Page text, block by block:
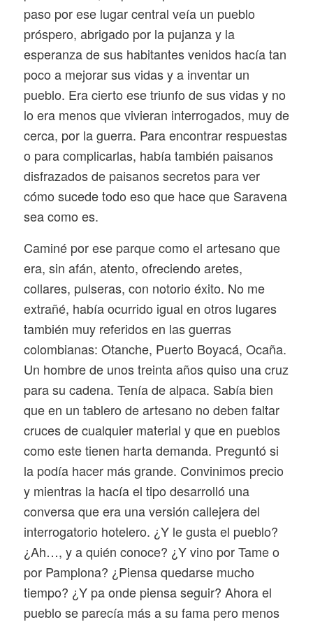
paso por ese lugar central veía un pueblo
próspero, abrigado por la pujanza y la
esperanza de sus habitantes venidos hacía tan
poco a mejorar sus vidas y a inventar un
pueblo. Era cierto ese triunfo de sus vidas y no
lo era menos que vivieran interrogados, muy de
cerca, por la guerra. Para encontrar respuestas
o para complicarlas, había también paisanos
disfrazados de paisanos secretos para ver
cómo sucede todo eso que hace que Saravena
sea como es.
Caminé por ese parque como el artesano que
era, sin afán, atento, ofreciendo aretes,
collares, pulseras, con notorio éxito. No me
extrañé, había ocurrido igual en otros lugares
también muy referidos en las guerras
colombianas: Otanche, Puerto Boyacá, Ocaña.
Un hombre de unos treinta años quiso una cruz
para su cadena. Tenía de alpaca. Sabía bien
que en un tablero de artesano no deben faltar
cruces de cualquier material y que en pueblos
como este tienen harta demanda. Preguntó si
la podía hacer más grande. Convinimos precio
y mientras la hacía el tipo desarrolló una
conversa que era una versión callejera del
interrogatorio hotelero. ¿Y le gusta el pueblo?
¿Ah…, y a quién conoce? ¿Y vino por Tame o
por Pamplona? ¿Piensa quedarse mucho
tiempo? ¿Y pa onde piensa seguir? Ahora el
pueblo se parecía más a su fama pero menos